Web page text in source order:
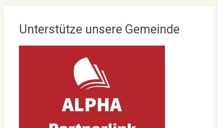
Unterstütze unsere Gemeinde